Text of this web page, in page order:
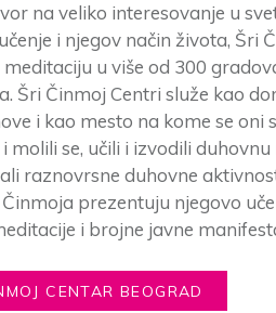
na veliko interesovanje u
i njegov način života, Šri
meditaciju u više od 300
Šri Činmoj Centri služe kao
i kao mesto na kome se oni
molili se, učili i izvodili
raznovrsne duhovne
prezentuju njegovo
i brojne javne
CENTAR BEOGRAD